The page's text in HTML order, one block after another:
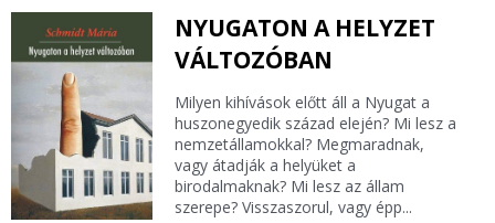
NYUGATON A HELYZET
VÁLTOZÓBAN
Milyen kihívások előtt áll a Nyugat a
huszonegyedik század elején? Mi lesz a
nemzetállamokkal? Megmaradnak,
vagy átadják a helyüket a
birodalmaknak? Mi lesz az állam
szerepe? Visszaszorul, vagy épp...